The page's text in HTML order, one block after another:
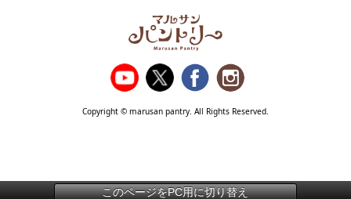
Copyright © marusan pantry. All Rights Reserved.
このページをPC用に切り替え